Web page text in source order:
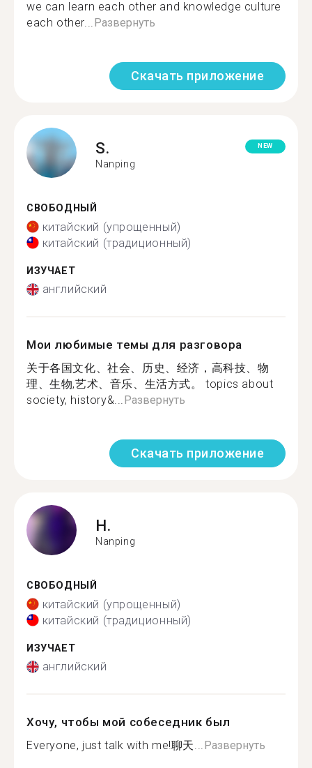
we can learn each other and knowledge culture
each other...Развернуть
Скачать приложение
S.
Nanping
NEW
СВОБОДНЫЙ
китайский (упрощенный)
китайский (традиционный)
ИЗУЧАЕТ
английский
Мои любимые темы для разговора
关于各国文化、社会、历史、经济，高科技、物
理、生物,艺术、音乐、生活方式。 topics about
society, history&...Развернуть
Скачать приложение
H.
Nanping
СВОБОДНЫЙ
китайский (упрощенный)
китайский (традиционный)
ИЗУЧАЕТ
английский
Хочу, чтобы мой собеседник был
Everyone, just talk with me!聊天...Развернуть